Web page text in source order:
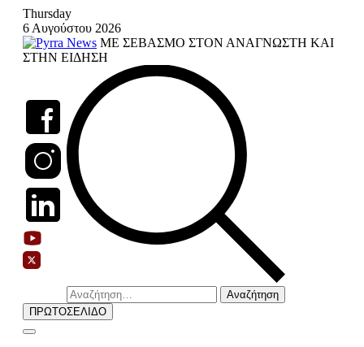
Skip
content
Thursday
6 Αυγούστου 2026
ΜΕ ΣΕΒΑΣΜΟ ΣΤΟΝ ΑΝΑΓΝΩΣΤΗ ΚΑΙ
ΣΤΗΝ ΕΙΔΗΣΗ
Αναζήτηση
για:
ΠΡΩΤΟΣΕΛΙΔΟ